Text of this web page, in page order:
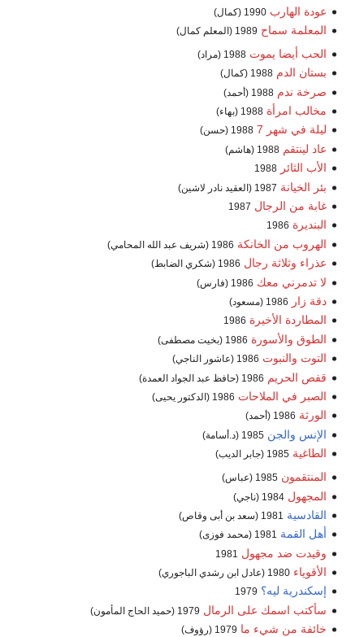
عودة الهارب 1990 (كمال)
المعلمة سماح 1989 (المعلم كمال)
الحب أيضا يموت 1988 (مراد)
بستان الدم 1988 (كمال)
صرخة ندم 1988 (أحمد)
مخالب امرأة 1988 (بهاء)
ليلة في شهر 7 1988 (حسن)
عاد لينتقم 1988 (هاشم)
الأب الثائر 1988
بئر الخيانة 1987 (العقيد نادر لاشين)
غابة من الرجال 1987
البنديرة 1986
الهروب من الخانكة 1986 (شريف عبد الله المحامي)
عذراء وثلاثة رجال 1986 (شكري الضابط)
لا تدمرني معك 1986 (فارس)
دقة زار 1986 (مسعود)
المطاردة الأخيرة 1986
الطوق والأسورة 1986 (بخيت مصطفى)
التوت والنبوت 1986 (عاشور الناجي)
قفص الحريم 1986 (حافظ عبد الجواد العمدة)
الصبر في الملاحات 1986 (الدكتور يحيى)
الورثة 1986 (أحمد)
الإنس والجن 1985 (د.أسامة)
الطاغية 1985 (جابر الديب)
المنتقمون 1985 (عباس)
المجهول 1984 (ناجي)
القادسية 1981 (سعد بن أبى وقاص)
أهل القمة 1981 (محمد فوزى)
وقيدت ضد مجهول 1981
الأقوياء 1980 (عادل ابن رشدي الباجوري)
إسكندرية ليه؟ 1979
سأكتب اسمك على الرمال 1979 (حميد الحاج المأمون)
خائفة من شيء ما 1979 (رؤوف)